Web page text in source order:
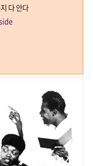
다 안다